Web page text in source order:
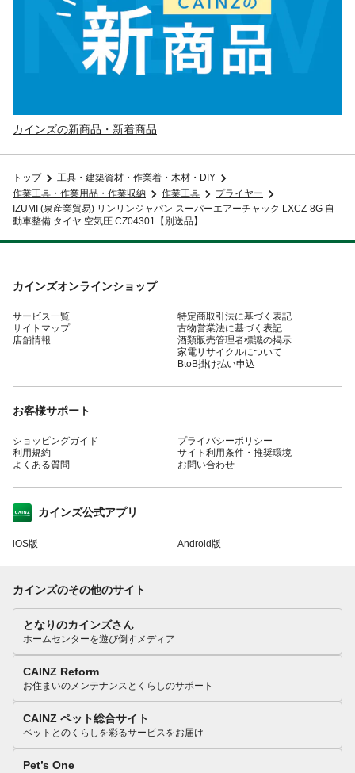
カインズの新商品・新着商品
トップ
工具・建築資材・作業着・木材・DIY
作業工具・作業用品・作業収納
作業工具
プライヤー
IZUMI (泉産業貿易) リンリンジャパン スーパーエアーチャック LXCZ-8G 自
動車整備 タイヤ 空気圧 CZ04301【別送品】
カインズオンラインショップ
サービス一覧
サイトマップ
店舗情報
特定商取引法に基づく表記
古物営業法に基づく表記
酒類販売管理者標識の掲示
家電リサイクルについて
BtoB掛け払い申込
お客様サポート
ショッピングガイド
利用規約
よくある質問
プライバシーポリシー
サイト利用条件・推奨環境
お問い合わせ
カインズ公式アプリ
iOS版 Android版
カインズのその他のサイト
となりのカインズさん
ホームセンターを遊び倒すメディア
CAINZ Reform
お住まいのメンテナンスとくらしのサポート
CAINZ ペット総合サイト
ペットとのくらしを彩るサービスをお届け
Pet’s One